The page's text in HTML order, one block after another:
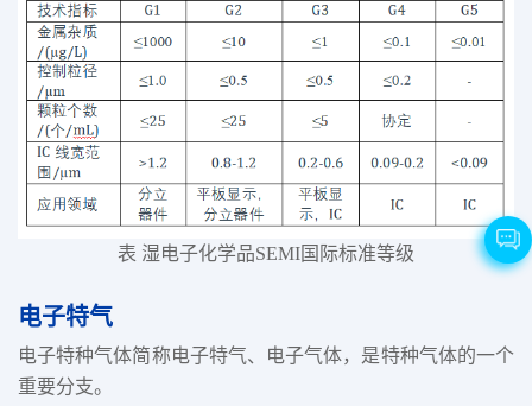
表 湿电子化学品SEMI国际标准等级
电子特气
电子特种气体简称电子特气、电子气体，是特种气体的一个
重要分支。